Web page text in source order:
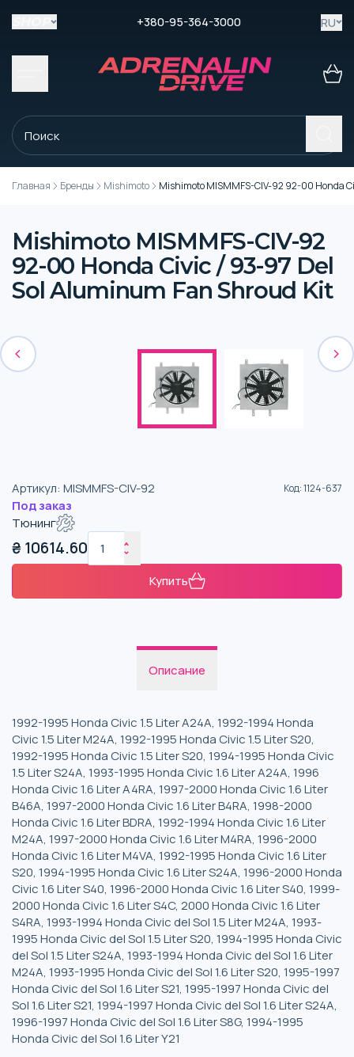
+380-95-364-3000 RU
Главная Бренды Mishimoto Mishimoto MISMMFS-CIV-92 92-00 Honda
Mishimoto MISMMFS-CIV-92
92-00 Honda Civic / 93-97 Del
Sol Aluminum Fan Shroud Kit
Артикул: MISMMFS-CIV-92 Код:1124-637
Под заказ
Тюнинг
₴ 10614.60
Купить
Описание
1992-1995 Honda Civic 1.5 Liter A24A, 1992-1994 Honda
Civic 1.5 Liter M24A, 1992-1995 Honda Civic 1.5 Liter S20,
1992-1995 Honda Civic 1.5 Liter S20, 1994-1995 Honda Civic
1.5 Liter S24A, 1993-1995 Honda Civic 1.6 Liter A24A, 1996
Honda Civic 1.6 Liter A4RA, 1997-2000 Honda Civic 1.6 Liter
B46A, 1997-2000 Honda Civic 1.6 Liter B4RA, 1998-2000
Honda Civic 1.6 Liter BDRA, 1992-1994 Honda Civic 1.6 Liter
M24A, 1997-2000 Honda Civic 1.6 Liter M4RA, 1996-2000
Honda Civic 1.6 Liter M4VA, 1992-1995 Honda Civic 1.6 Liter
S20, 1994-1995 Honda Civic 1.6 Liter S24A, 1996-2000 Honda
Civic 1.6 Liter S40, 1996-2000 Honda Civic 1.6 Liter S40, 1999-
2000 Honda Civic 1.6 Liter S4C, 2000 Honda Civic 1.6 Liter
S4RA, 1993-1994 Honda Civic del Sol 1.5 Liter M24A, 1993-
1995 Honda Civic del Sol 1.5 Liter S20, 1994-1995 Honda Civic
del Sol 1.5 Liter S24A, 1993-1994 Honda Civic del Sol 1.6 Liter
M24A, 1993-1995 Honda Civic del Sol 1.6 Liter S20, 1995-1997
Honda Civic del Sol 1.6 Liter S21, 1995-1997 Honda Civic del
Sol 1.6 Liter S21, 1994-1997 Honda Civic del Sol 1.6 Liter S24A,
1996-1997 Honda Civic del Sol 1.6 Liter S8G, 1994-1995
Honda Civic del Sol 1.6 Liter Y21